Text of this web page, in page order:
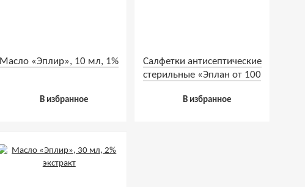
Масло «Эплир», 10 мл, 1%
В избранное
Салфетки антисептические
стерильные «Эплан от 100
В избранное